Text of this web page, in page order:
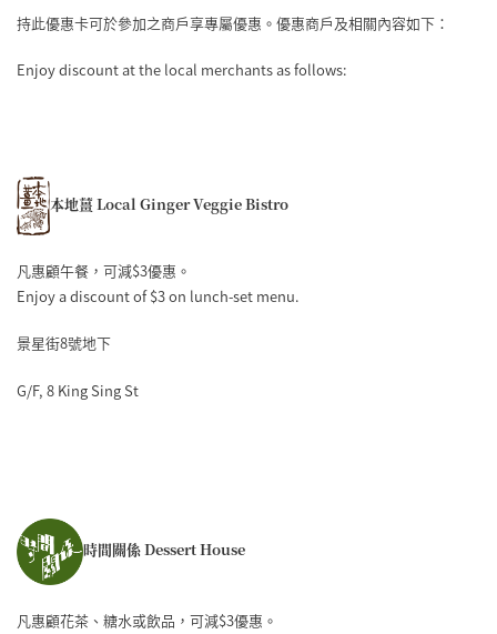
持此優惠卡可於參加之商戶享專屬優惠。優惠商戶及相關內容如下：
Enjoy discount at the local merchants as follows:
本地薑 Local Ginger Veggie Bistro
凡惠顧午餐，可減$3優惠。
Enjoy a discount of $3 on lunch-set menu.
景星街8號地下
G/F, 8 King Sing St
時間關係 Dessert House
凡惠顧花茶、糖水或飲品，可減$3優惠。